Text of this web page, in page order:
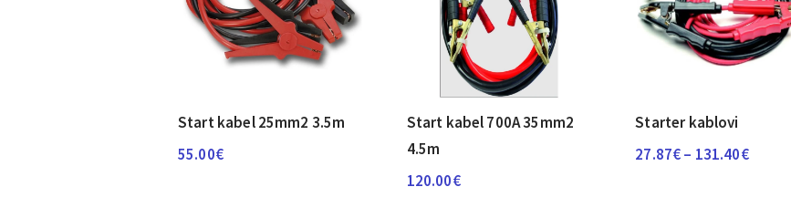
Start kabel 25mm2 3.5m
55.00€
Start kabel 700A 35mm2
4.5m
120.00€
Starter kablovi
27.87€– 131.40€Raspon